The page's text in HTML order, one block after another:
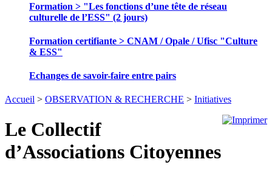
Formation > "Les fonctions d’une tête de réseau
culturelle de l’ESS" (2 jours)
Formation certifiante > CNAM / Opale / Ufisc "Culture
& ESS"
Echanges de savoir-faire entre pairs
Accueil > OBSERVATION & RECHERCHE > Initiatives
Le Collectif
d’Associations Citoyennes